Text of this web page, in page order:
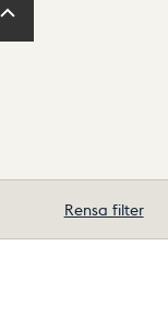
Rensa filter